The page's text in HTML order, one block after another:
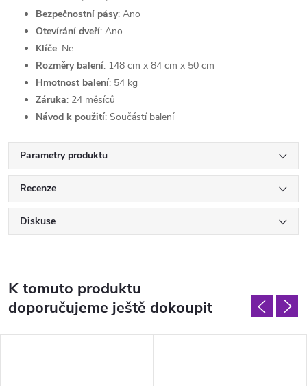
Bezpečnostní pásy: Ano
Otevírání dveří: Ano
Klíče: Ne
Rozměry balení: 148 cm x 84 cm x 50 cm
Hmotnost balení: 54 kg
Záruka: 24 měsíců
Návod k použití: Součástí balení
Parametry produktu
Recenze
Diskuse
K tomuto produktu
doporučujeme ještě dokoupit